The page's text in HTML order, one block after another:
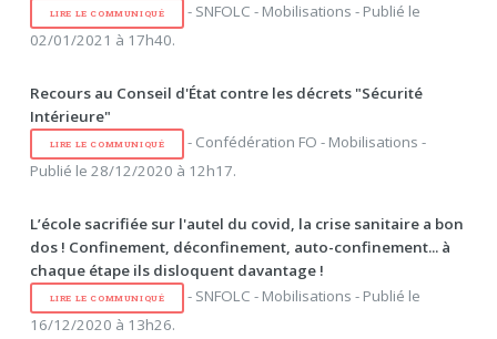
LIRE LE COMMUNIQUÉ
- SNFOLC - Mobilisations - Publié le
02/01/2021 à 17h40.
Recours au Conseil d'État contre les décrets "Sécurité
Intérieure"
LIRE LE COMMUNIQUÉ
- Confédération FO - Mobilisations -
Publié le 28/12/2020 à 12h17.
L’école sacrifiée sur l'autel du covid, la crise sanitaire a bon
dos ! Confinement, déconfinement, auto-confinement... à
chaque étape ils disloquent davantage !
LIRE LE COMMUNIQUÉ
- SNFOLC - Mobilisations - Publié le
16/12/2020 à 13h26.